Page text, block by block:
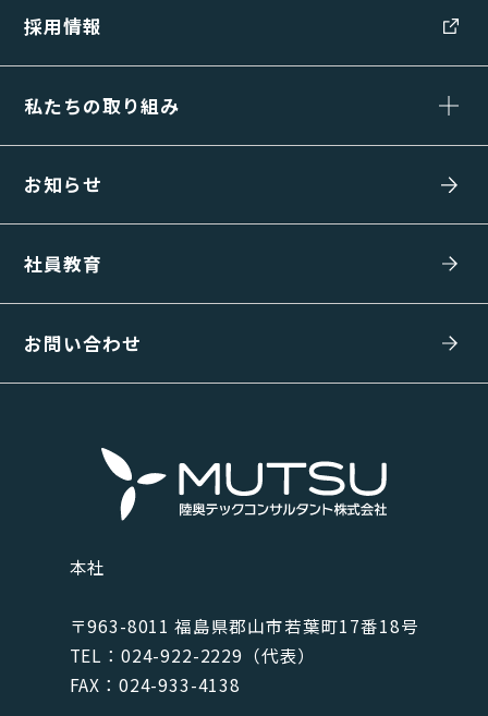
採用情報
私たちの取り組み
お知らせ
社員教育
お問い合わせ
本社
〒963-8011 福島県郡⼭市若葉町17番18号
TEL：024-922-2229（代表）
FAX：024-933-4138